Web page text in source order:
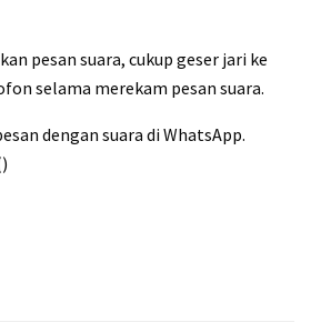
pesan suara, cukup geser jari ke
selama merekam pesan suara.
dengan suara di WhatsApp.